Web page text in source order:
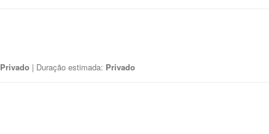
Privado | Duração estimada: Privado